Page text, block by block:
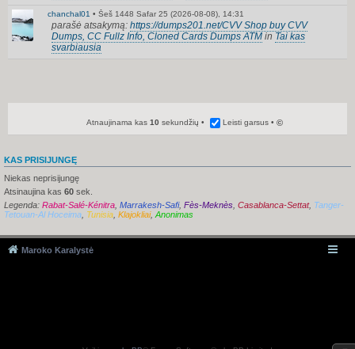
chanchal01 • Šeš 1448 Safar 25 (2026-08-08), 14:31
parašė atsakymą: https://dumps201.net/CVV Shop buy CVV
Dumps, CC Fullz Info, Cloned Cards Dumps ATM in Tai kas
svarbiausia
Atnaujinama kas 10 sekundžių Leisti garsus ©
KAS PRISIJUNGĘ
Niekas neprisijungę
Atsinaujina kas 60 sek.
Legenda: Rabat-Salé-Kénitra Marrakesh-Safi, Fès-Meknès Casablanca-Settat, Tanger-
Tetouan-Al Hoceima Tunisia Klajokliai, Anonimas
Maroko Karalystė